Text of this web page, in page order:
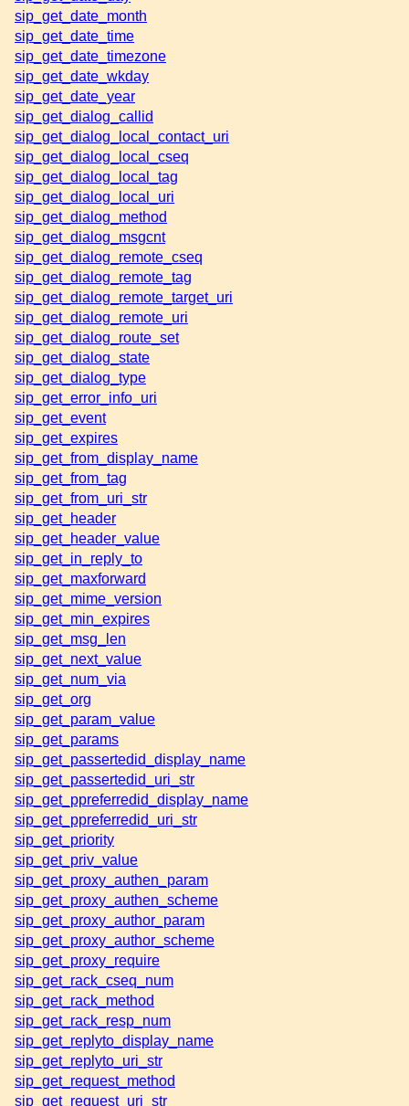
sip_get_date_month
sip_get_date_time
sip_get_date_timezone
sip_get_date_wkday
sip_get_date_year
sip_get_dialog_callid
sip_get_dialog_local_contact_uri
sip_get_dialog_local_cseq
sip_get_dialog_local_tag
sip_get_dialog_local_uri
sip_get_dialog_method
sip_get_dialog_msgcnt
sip_get_dialog_remote_cseq
sip_get_dialog_remote_tag
sip_get_dialog_remote_target_uri
sip_get_dialog_remote_uri
sip_get_dialog_route_set
sip_get_dialog_state
sip_get_dialog_type
sip_get_error_info_uri
sip_get_event
sip_get_expires
sip_get_from_display_name
sip_get_from_tag
sip_get_from_uri_str
sip_get_header
sip_get_header_value
sip_get_in_reply_to
sip_get_maxforward
sip_get_mime_version
sip_get_min_expires
sip_get_msg_len
sip_get_next_value
sip_get_num_via
sip_get_org
sip_get_param_value
sip_get_params
sip_get_passertedid_display_name
sip_get_passertedid_uri_str
sip_get_ppreferredid_display_name
sip_get_ppreferredid_uri_str
sip_get_priority
sip_get_priv_value
sip_get_proxy_authen_param
sip_get_proxy_authen_scheme
sip_get_proxy_author_param
sip_get_proxy_author_scheme
sip_get_proxy_require
sip_get_rack_cseq_num
sip_get_rack_method
sip_get_rack_resp_num
sip_get_replyto_display_name
sip_get_replyto_uri_str
sip_get_request_method
sip_get_request_uri_str